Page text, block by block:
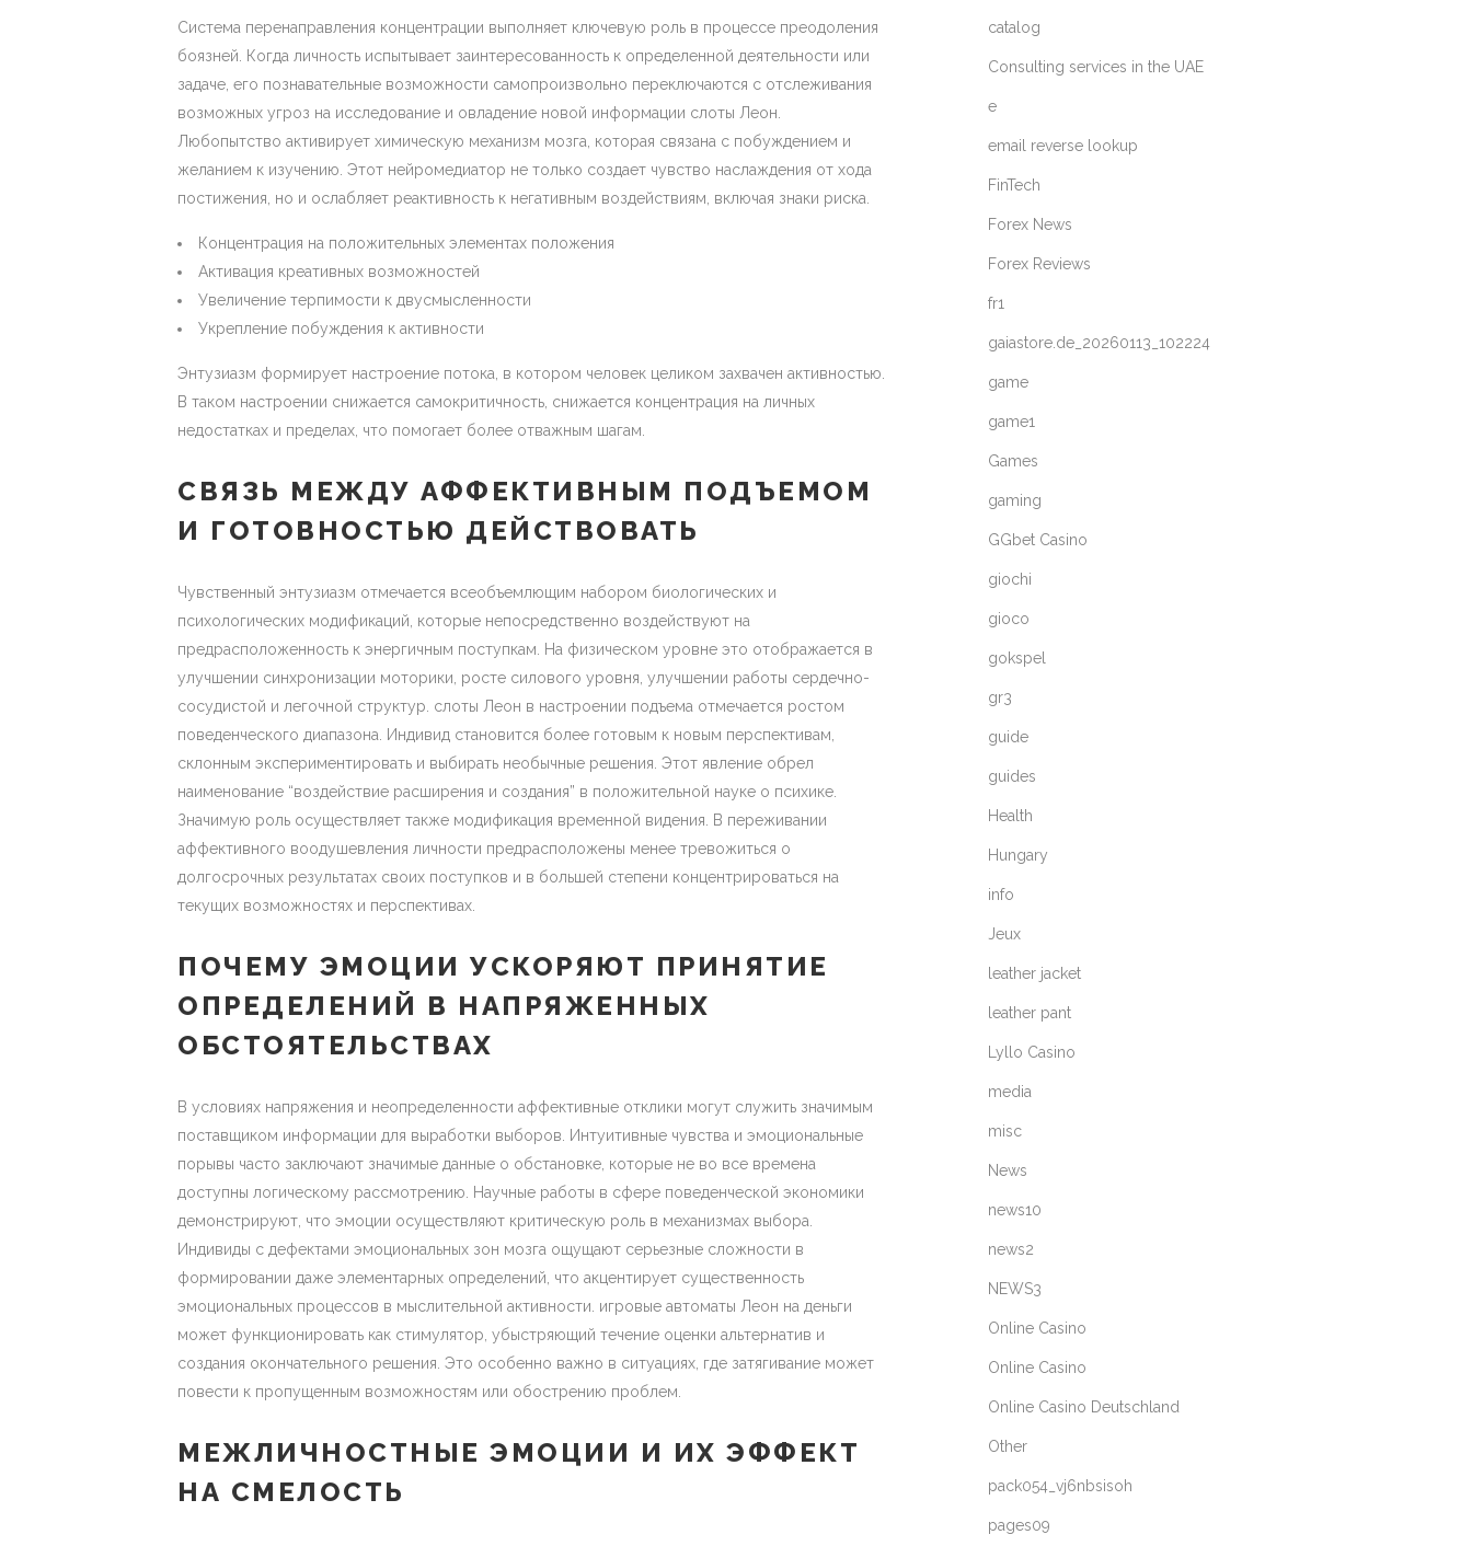
Система перенаправления концентрации выполняет ключевую роль в процессе преодоления
боязней. Когда личность испытывает заинтересованность к определенной деятельности или
задаче, его познавательные возможности самопроизвольно переключаются с отслеживания
возможных угроз на исследование и овладение новой информации слоты Леон.
Любопытство активирует химическую механизм мозга, которая связана с побуждением и
желанием к изучению. Этот нейромедиатор не только создает чувство наслаждения от хода
постижения, но и ослабляет реактивность к негативным воздействиям, включая знаки риска.
Концентрация на положительных элементах положения
Активация креативных возможностей
Увеличение терпимости к двусмысленности
Укрепление побуждения к активности
Энтузиазм формирует настроение потока, в котором человек целиком захвачен активностью.
В таком настроении снижается самокритичность, снижается концентрация на личных
недостатках и пределах, что помогает более отважным шагам.
СВЯЗЬ МЕЖДУ АФФЕКТИВНЫМ ПОДЪЕМОМ
И ГОТОВНОСТЬЮ ДЕЙСТВОВАТЬ
Чувственный энтузиазм отмечается всеобъемлющим набором биологических и
психологических модификаций, которые непосредственно воздействуют на
предрасположенность к энергичным поступкам. На физическом уровне это отображается в
улучшении синхронизации моторики, росте силового уровня, улучшении работы сердечно-
сосудистой и легочной структур. слоты Леон в настроении подъема отмечается ростом
поведенческого диапазона. Индивид становится более готовым к новым перспективам,
склонным экспериментировать и выбирать необычные решения. Этот явление обрел
наименование “воздействие расширения и создания” в положительной науке о психике.
Значимую роль осуществляет также модификация временной видения. В переживании
аффективного воодушевления личности предрасположены менее тревожиться о
долгосрочных результатах своих поступков и в большей степени концентрироваться на
текущих возможностях и перспективах.
ПОЧЕМУ ЭМОЦИИ УСКОРЯЮТ ПРИНЯТИЕ
ОПРЕДЕЛЕНИЙ В НАПРЯЖЕННЫХ
ОБСТОЯТЕЛЬСТВАХ
В условиях напряжения и неопределенности аффективные отклики могут служить значимым
поставщиком информации для выработки выборов. Интуитивные чувства и эмоциональные
порывы часто заключают значимые данные о обстановке, которые не во все времена
доступны логическому рассмотрению. Научные работы в сфере поведенческой экономики
демонстрируют, что эмоции осуществляют критическую роль в механизмах выбора.
Индивиды с дефектами эмоциональных зон мозга ощущают серьезные сложности в
формировании даже элементарных определений, что акцентирует существенность
эмоциональных процессов в мыслительной активности. игровые автоматы Леон на деньги
может функционировать как стимулятор, убыстряющий течение оценки альтернатив и
создания окончательного решения. Это особенно важно в ситуациях, где затягивание может
повести к пропущенным возможностям или обострению проблем.
МЕЖЛИЧНОСТНЫЕ ЭМОЦИИ И ИХ ЭФФЕКТ
НА СМЕЛОСТЬ
catalog
Consulting services in the UAE
e
email reverse lookup
FinTech
Forex News
Forex Reviews
fr1
gaiastore.de_20260113_102224
game
game1
Games
gaming
GGbet Casino
giochi
gioco
gokspel
gr3
guide
guides
Health
Hungary
info
Jeux
leather jacket
leather pant
Lyllo Casino
media
misc
News
news10
news2
NEWS3
Online Casino
Online Casino
Online Casino Deutschland
Other
pack054_vj6nbsisoh
pages09